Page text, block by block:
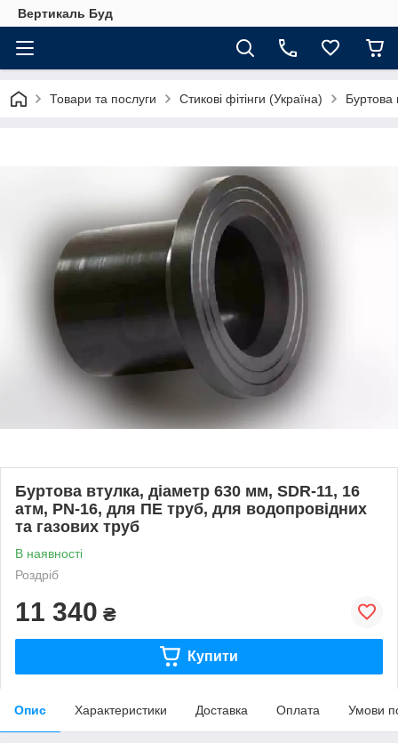
Вертикаль Буд
Товари та послуги Стикові фітінги (Україна) Буртова
Буртова втулка, діаметр 630 мм, SDR-11, 16
атм, PN-16, для ПЕ труб, для водопровідних
та газових труб
В наявності
Роздріб
11 340 ₴
Купити
Опис Характеристики Доставка Оплата Умови